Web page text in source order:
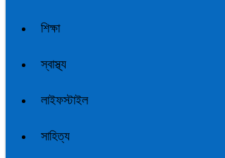
শিক্ষা
স্বাস্থ্য
লাইফস্টাইল
সাহিত্য